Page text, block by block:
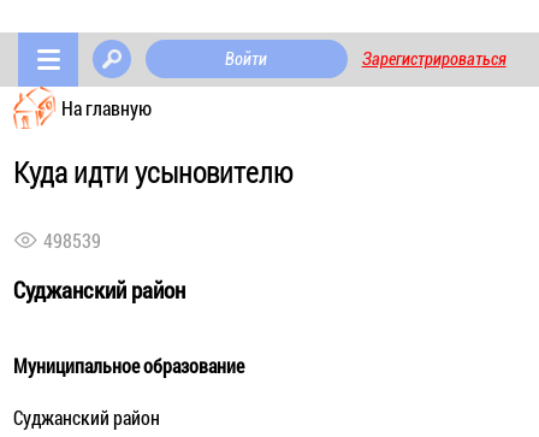
Войти Зарегистрироваться
На главную
Куда идти усыновителю
498539
Суджанский район
Муниципальное образование
Суджанский район